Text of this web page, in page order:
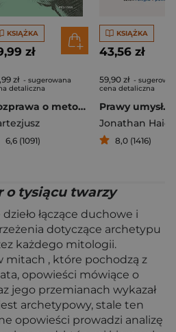
KSIĄŻKA
zł
zł - sugerowana
detaliczna
Rozprawa o metodzie
6,6 (1091)
KSIĄŻKA
43,56 zł
59,90 zł -
cena detaliczna
Jonathan Haidt
8,0 (1416)
o tysiącu twarzy
łączące duchowe i
dotyczące archetypu
każdego mitologii.
mitach , które pochodzą z
opowieści mówiące o
jego przemianach wykazał
archetypowy, stale ten
opowieści prowadzi analizę